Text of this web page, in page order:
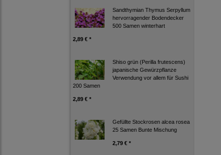
Sandthymian Thymus Serpyllum
hervorragender Bodendecker
500 Samen winterhart
2,89 € *
Shiso grün (Perilla frutescens)
japanische Gewürzpflanze
Verwendung vor allem für Sushi
200 Samen
2,89 € *
Gefüllte Stockrosen alcea rosea
25 Samen Bunte Mischung
2,79 € *